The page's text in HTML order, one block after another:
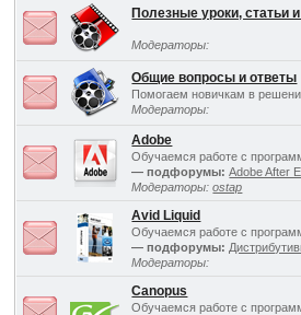
Полезные уроки, статьи
Модераторы:
Общие вопросы и ответы
Помогаем новичкам в
Модераторы:
Adobe
Обучаемся работе с
— подфорумы: Adobe After
Модераторы:ostap
Avid Liquid
Обучаемся работе с
— подфорумы:
Модераторы:
Canopus
Обучаемся работе с